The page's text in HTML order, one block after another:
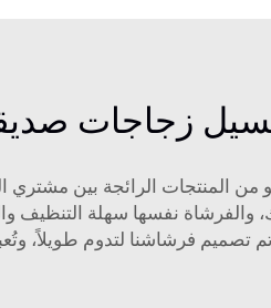
زجاجات صديقة
المنتجات الرائجة بين مشتري
والفرشاة نفسها سهلة التنظيف
تصميم فرشاشنا لتدوم طويلاً،